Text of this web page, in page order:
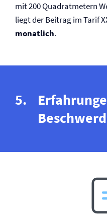
mit 200 Quadratmetern
liegt der Beitrag im Tarif
monatlich.